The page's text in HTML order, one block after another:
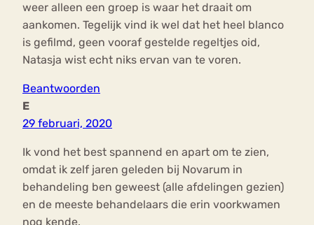
weer alleen een groep is waar het draait om
aankomen. Tegelijk vind ik wel dat het heel blanco
is gefilmd, geen vooraf gestelde regeltjes oid,
Natasja wist echt niks ervan van te voren.
Beantwoorden
E
29 februari, 2020
Ik vond het best spannend en apart om te zien,
omdat ik zelf jaren geleden bij Novarum in
behandeling ben geweest (alle afdelingen gezien)
en de meeste behandelaars die erin voorkwamen
nog kende.